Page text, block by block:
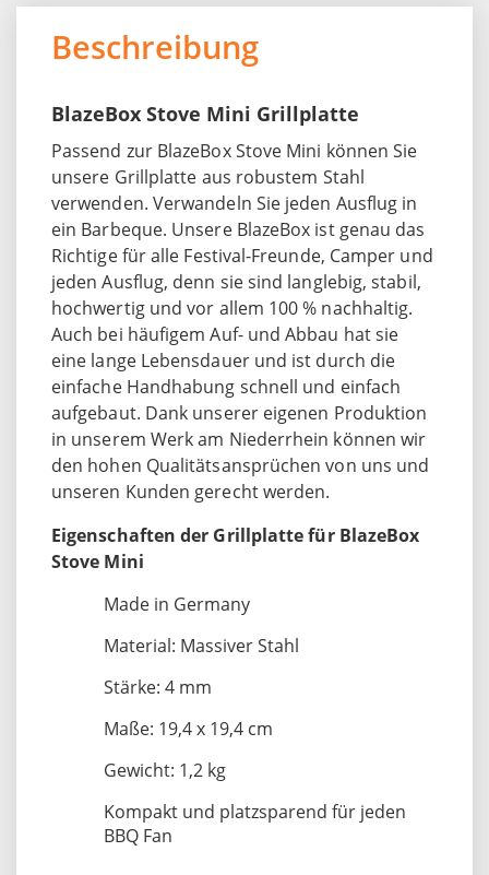
Beschreibung
BlazeBox Stove Mini Grillplatte
Passend zur BlazeBox Stove Mini können Sie
unsere Grillplatte aus robustem Stahl
verwenden. Verwandeln Sie jeden Ausflug in
ein Barbeque. Unsere BlazeBox ist genau das
Richtige für alle Festival-Freunde, Camper und
jeden Ausflug, denn sie sind langlebig, stabil,
hochwertig und vor allem 100 % nachhaltig.
Auch bei häufigem Auf- und Abbau hat sie
eine lange Lebensdauer und ist durch die
einfache Handhabung schnell und einfach
aufgebaut. Dank unserer eigenen Produktion
in unserem Werk am Niederrhein können wir
den hohen Qualitätsansprüchen von uns und
unseren Kunden gerecht werden.
Eigenschaften der Grillplatte für BlazeBox
Stove Mini
Made in Germany
Material: Massiver Stahl
Stärke: 4 mm
Maße: 19,4 x 19,4 cm
Gewicht: 1,2 kg
Kompakt und platzsparend für jeden
BBQ Fan